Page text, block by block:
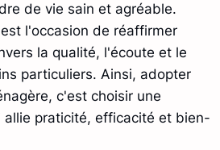
de vie sain et agréable.
l'occasion de réaffirmer
la qualité, l'écoute et le
particuliers. Ainsi, adopter
c'est choisir une
allie praticité, efficacité et bien-